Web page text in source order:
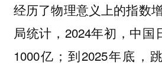
经历了物理意义上的指数
局统计，2024年初，中国
1000亿；到2025年底，